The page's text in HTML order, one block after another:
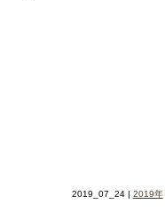
2019_07_24 | 2019年